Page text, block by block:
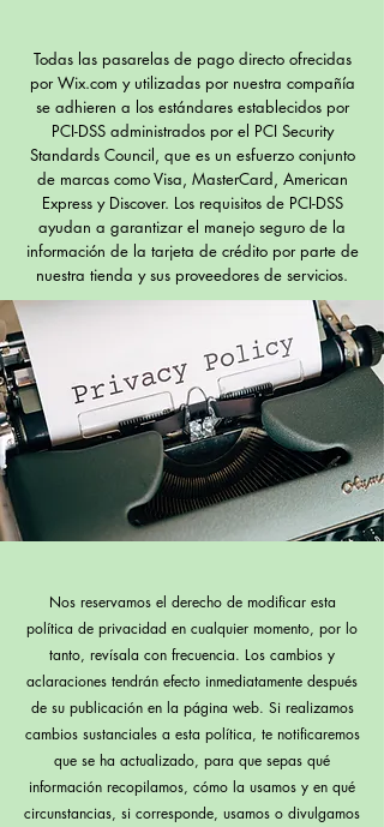
Todas las pasarelas de pago directo ofrecidas
por Wix.com y utilizadas por nuestra compañía
se adhieren a los estándares establecidos por
PCI-DSS administrados por el PCI Security
Standards Council, que es un esfuerzo conjunto
de marcas como Visa, MasterCard, American
Express y Discover. Los requisitos de PCI-DSS
ayudan a garantizar el manejo seguro de la
información de la tarjeta de crédito por parte de
nuestra tienda y sus proveedores de servicios.
Nos reservamos el derecho de modificar esta
política de privacidad en cualquier momento, por lo
tanto, revísala con frecuencia. Los cambios y
aclaraciones tendrán efecto inmediatamente después
de su publicación en la página web. Si realizamos
cambios sustanciales a esta política, te notificaremos
que se ha actualizado, para que sepas qué
información recopilamos, cómo la usamos y en qué
circunstancias, si corresponde, usamos o divulgamos